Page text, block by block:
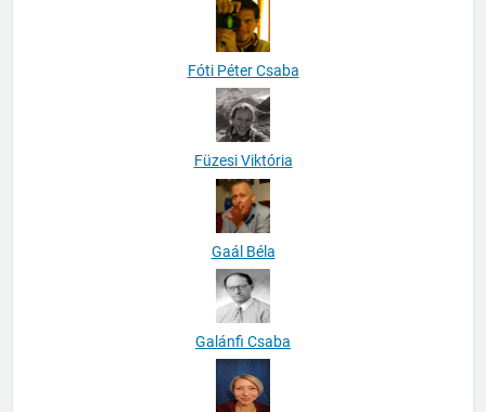
Fóti Péter Csaba
Füzesi Viktória
Gaál Béla
Galánfi Csaba